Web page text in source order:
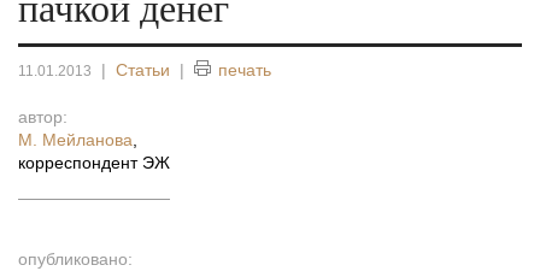
пачкой денег
11.01.2013 | Статьи | печать
автор:
М. Мейланова
корреспондент ЭЖ
опубликовано: